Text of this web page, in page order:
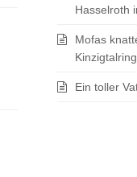
Hasselroth
Mofas
Kinzigtalring
Ein toller